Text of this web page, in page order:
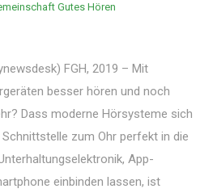
Gutes Hören
FGH, 2019 – Mit
besser hören und noch
Dass moderne Hörsysteme sich
Schnittstelle zum Ohr perfekt in die
App-
einbinden lassen, ist